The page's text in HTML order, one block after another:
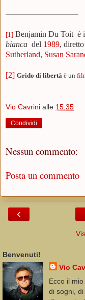
[1] Benjamin Du Toit è
bianca del 1989, diretto
Sutherland, Susan
[2] Grido di libertà è un
Vio Cavrini alle 15:35
Condividi
Nessun commento:
Posta un commento
‹
Benvenuti!
Vio
Ecco il
di sogni,